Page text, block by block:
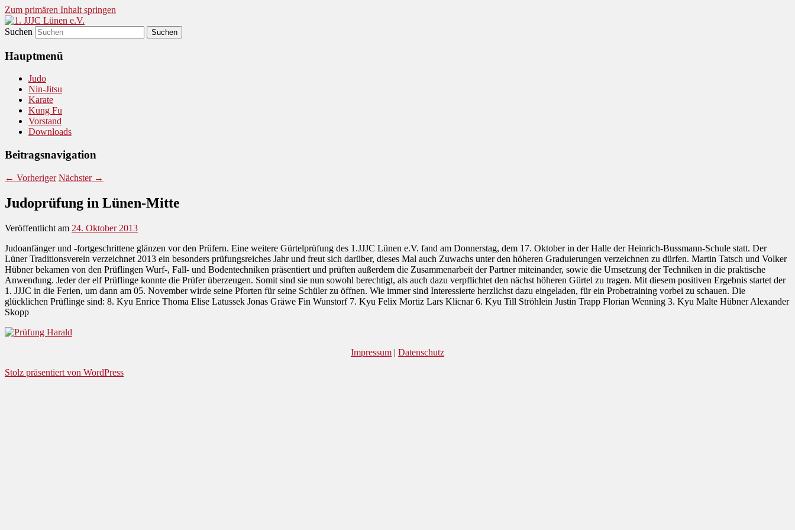
Zum primären Inhalt springen
1. JJJC Lünen e.V.
Judo und Ninjitsu
Suchen
Hauptmenü
Judo
Nin-Jitsu
Karate
Kung Fu
Vorstand
Downloads
Beitragsnavigation
← Vorheriger Nächster →
Judoprüfung in Lünen-Mitte
Veröffentlicht am 24. Oktober 2013
Judoanfänger und -fortgeschrittene glänzen vor den Prüfern. Eine weitere Gürtelprüfung des 1.JJJC Lünen e.V. fand am Donnerstag, dem 17. Oktober in der Halle der Heinrich-Bussmann-Schule statt. Der
Lüner Traditionsverein verzeichnet 2013 ein besonders prüfungsreiches Jahr und freut sich darüber, dieses Mal auch Zuwachs unter den höheren Graduierungen verzeichnen zu dürfen. Martin Tatsch und Volker
Hübner bekamen von den Prüflingen Wurf-, Fall- und Bodentechniken präsentiert und prüften außerdem die Zusammenarbeit der Partner miteinander, sowie die Umsetzung der Techniken in die praktische
Anwendung. Jeder der elf Prüflinge konnte die Prüfer überzeugen. Somit sind sie nun sowohl berechtigt, als auch dazu verpflichtet den nächst höheren Gürtel zu tragen. Mit diesem positiven Ergebnis startet der
1. JJJC in die Ferien, um dann am 05. November wirde seine Pforten für seine Schüler zu öffnen. Wie immer sind Interessierte herzlichst dazu eingeladen, für ein Probetraining vorbei zu schauen. Die
glücklichen Prüflinge sind: 8. Kyu Enrice Thoma Elise Latussek Jonas Gräwe Fin Wunstorf 7. Kyu Felix Mortiz Lars Klicnar 6. Kyu Till Ströhlein Justin Trapp Florian Wenning 3. Kyu Malte Hübner Alexander
Skopp
Impressum | Datenschutz
Stolz präsentiert von WordPress